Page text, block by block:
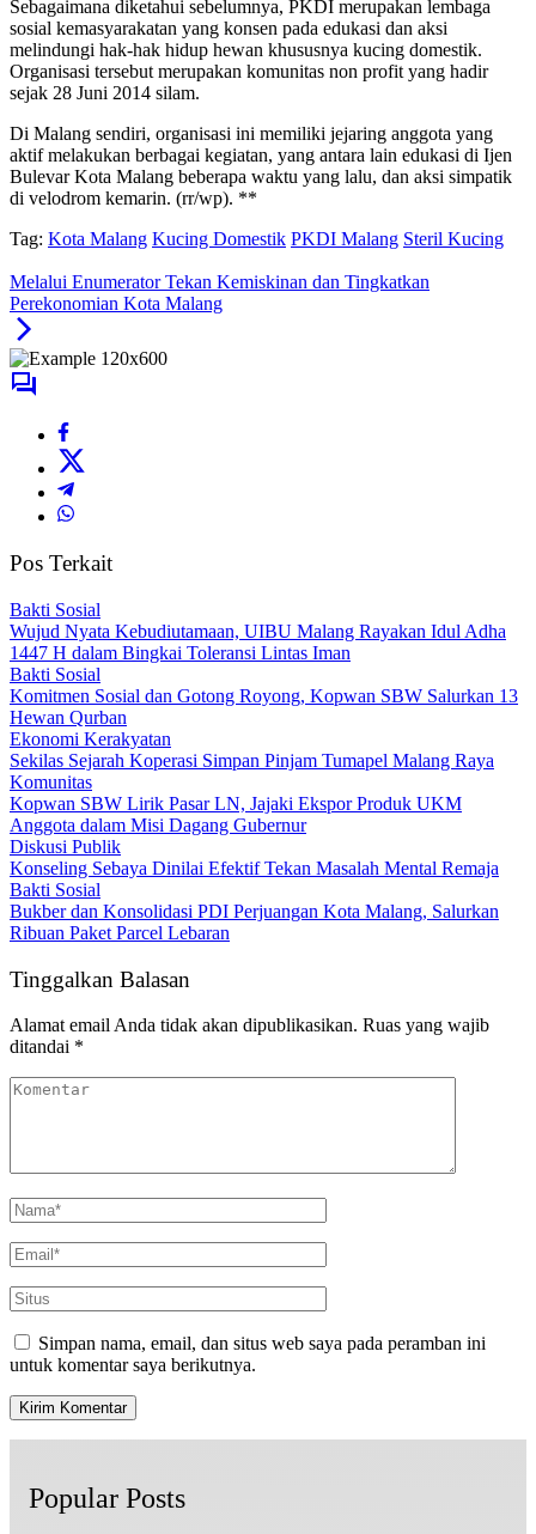
Sebagaimana diketahui sebelumnya, PKDI merupakan lembaga
sosial kemasyarakatan yang konsen pada edukasi dan aksi
melindungi hak-hak hidup hewan khususnya kucing domestik.
Organisasi tersebut merupakan komunitas non profit yang hadir
sejak 28 Juni 2014 silam.
Di Malang sendiri, organisasi ini memiliki jejaring anggota yang
aktif melakukan berbagai kegiatan, yang antara lain edukasi di Ijen
Bulevar Kota Malang beberapa waktu yang lalu, dan aksi simpatik
di velodrom kemarin. (rr/wp). **
Tag: Kota Malang Kucing Domestik PKDI Malang Steril Kucing
Melalui Enumerator Tekan Kemiskinan dan Tingkatkan
Perekonomian Kota Malang
Pos Terkait
Bakti Sosial
Wujud Nyata Kebudiutamaan, UIBU Malang Rayakan Idul Adha
1447 H dalam Bingkai Toleransi Lintas Iman
Bakti Sosial
Komitmen Sosial dan Gotong Royong, Kopwan SBW Salurkan 13
Hewan Qurban
Ekonomi Kerakyatan
Sekilas Sejarah Koperasi Simpan Pinjam Tumapel Malang Raya
Komunitas
Kopwan SBW Lirik Pasar LN, Jajaki Ekspor Produk UKM
Anggota dalam Misi Dagang Gubernur
Diskusi Publik
Konseling Sebaya Dinilai Efektif Tekan Masalah Mental Remaja
Bakti Sosial
Bukber dan Konsolidasi PDI Perjuangan Kota Malang, Salurkan
Ribuan Paket Parcel Lebaran
Tinggalkan Balasan
Alamat email Anda tidak akan dipublikasikan. Ruas yang wajib
ditandai *
Simpan nama, email, dan situs web saya pada peramban ini
untuk komentar saya berikutnya.
Popular Posts